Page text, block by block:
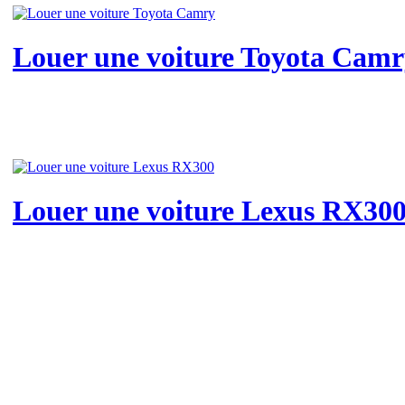
Louer une voiture Toyota
Louer une voiture Lexus